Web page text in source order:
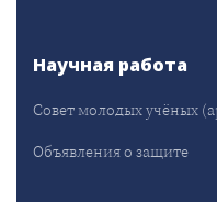
Научная работа
Совет молодых учёных
Объявления о защите